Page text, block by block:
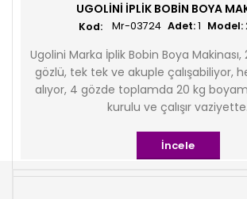
UGOLINI İPLIK BOBIN BOYA
Adet:1 Model:
Mr-03724
Ugolini Marka İplik Bobin Boya
gözlü, tek tek ve akuple çalışabiliyor,
alıyor, 4 gözde toplamda 20 kg
kurulu ve çalışır vaziyette.
İncele